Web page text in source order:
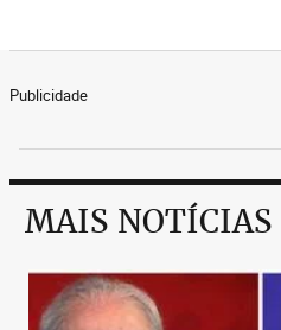
Publicidade
MAIS NOTÍCIAS